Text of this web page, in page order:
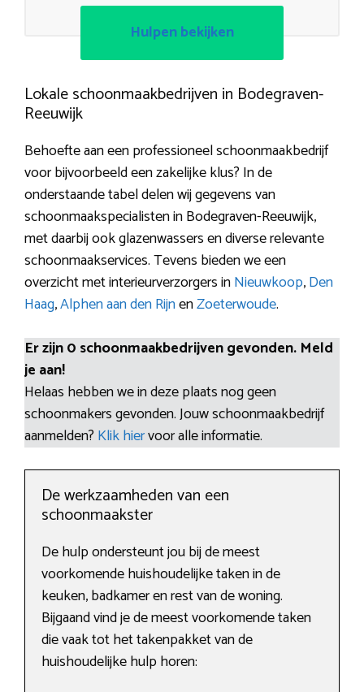
Hulpen bekijken
Lokale schoonmaakbedrijven in Bodegraven-
Reeuwijk
Behoefte aan een professioneel schoonmaakbedrijf
voor bijvoorbeeld een zakelijke klus? In de
onderstaande tabel delen wij gegevens van
schoonmaakspecialisten in Bodegraven-Reeuwijk,
met daarbij ook glazenwassers en diverse relevante
schoonmaakservices. Tevens bieden we een
overzicht met interieurverzorgers inNieuwkoop,Den
Haag,Alphen aan den RijnenZoeterwoude.
Er zijn 0 schoonmaakbedrijven gevonden. Meld
je aan!
Helaas hebben we in deze plaats nog geen
schoonmakers gevonden. Jouw schoonmaakbedrijf
aanmelden? Klik hiervoor alle informatie.
De werkzaamheden van een
schoonmaakster
De hulp ondersteunt jou bij de meest
voorkomende huishoudelijke taken in de
keuken, badkamer en rest van de woning.
Bijgaand vind je de meest voorkomende taken
die vaak tot het takenpakket van de
huishoudelijke hulp horen: